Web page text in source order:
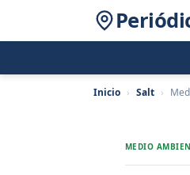
Inicio › Salt ›
MEDIO